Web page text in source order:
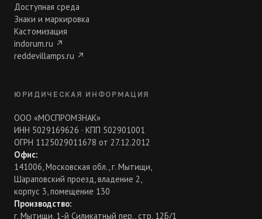
Доступная среда
Знаки и маркировка
Кастомизация
indorum.ru ↗
reddevillamps.ru ↗
ЮРИДИЧЕСКАЯ ИНФОРМАЦИЯ
ООО «МОСПРОМЗНАК»
ИНН 5029169626 · КПП 502901001
ОГРН 1125029011678 от 27.12.2012
Офис:
141006, Московская обл., г. Мытищи,
Шараповский проезд, владение 2,
корпус 3, помещение 130
Производство:
г. Мытищи, 1-й Силикатный пер., стр. 12Б/1